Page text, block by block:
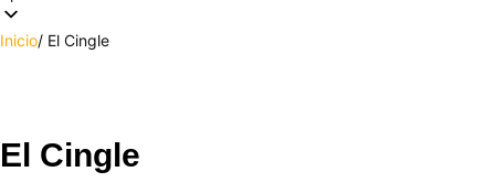
Inicio/ El Cingle
El Cingle